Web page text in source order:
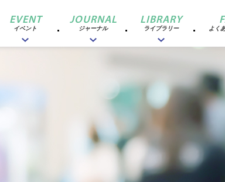
EVENT
イベント
JOURNAL
ジャーナル
LIBRARY
ライブラリー よく